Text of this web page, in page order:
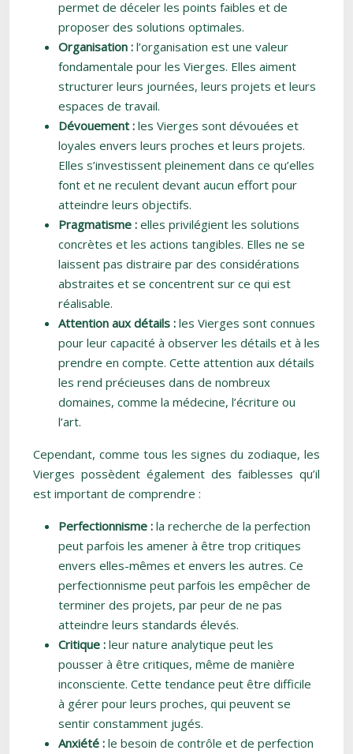
permet de déceler les points faibles et de
proposer des solutions optimales.
Organisation : l’organisation est une valeur
fondamentale pour les Vierges. Elles aiment
structurer leurs journées, leurs projets et leurs
espaces de travail.
Dévouement : les Vierges sont dévouées et
loyales envers leurs proches et leurs projets.
Elles s’investissent pleinement dans ce qu’elles
font et ne reculent devant aucun effort pour
atteindre leurs objectifs.
Pragmatisme : elles privilégient les solutions
concrètes et les actions tangibles. Elles ne se
laissent pas distraire par des considérations
abstraites et se concentrent sur ce qui est
réalisable.
Attention aux détails : les Vierges sont connues
pour leur capacité à observer les détails et à les
prendre en compte. Cette attention aux détails
les rend précieuses dans de nombreux
domaines, comme la médecine, l’écriture ou
l’art.
Cependant, comme tous les signes du zodiaque, les
Vierges possèdent également des faiblesses qu’il
est important de comprendre :
Perfectionnisme : la recherche de la perfection
peut parfois les amener à être trop critiques
envers elles-mêmes et envers les autres. Ce
perfectionnisme peut parfois les empêcher de
terminer des projets, par peur de ne pas
atteindre leurs standards élevés.
Critique : leur nature analytique peut les
pousser à être critiques, même de manière
inconsciente. Cette tendance peut être difficile
à gérer pour leurs proches, qui peuvent se
sentir constamment jugés.
Anxiété : le besoin de contrôle et de perfection